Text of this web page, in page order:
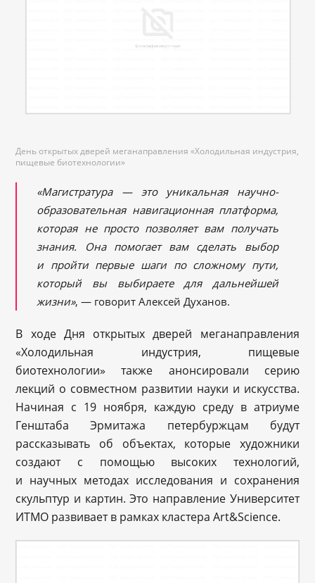
День открытых дверей меганаправления «Холодильная индустрия,
пищевые биотехнологии»
«Магистратура — это уникальная научно-
образовательная навигационная платформа,
которая не просто позволяет вам получать
знания. Она помогает вам сделать выбор
и пройти первые шаги по сложному пути,
который вы выбираете для дальнейшей
жизни», — говорит Алексей Духанов.
В ходе Дня открытых дверей меганаправления
«Холодильная индустрия, пищевые
биотехнологии» также анонсировали серию
лекций о совместном развитии науки и искусства.
Начиная с 19 ноября, каждую среду в атриуме
Генштаба Эрмитажа петербуржцам будут
рассказывать об объектах, которые художники
создают с помощью высоких технологий,
и научных методах исследования и сохранения
скульптур и картин. Это направление Университет
ИТМО развивает в рамках кластера Art&Science.